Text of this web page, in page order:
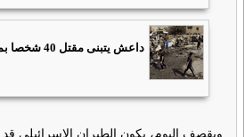
داعش يتبنى مقتل 40 شخصا بمفخختين جنوبي العراق